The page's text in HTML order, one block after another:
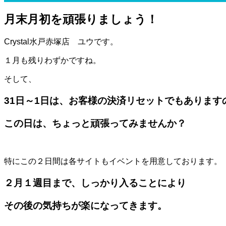
月末月初を頑張りましょう！
Crystal水戸赤塚店 ユウです。
１月も残りわずかですね。
そして、
31日～1日は、お客様の決済リセットでもあります
この日は、ちょっと頑張ってみませんか？
特にこの２日間は各サイトもイベントを用意しております。
２月１週目まで、しっかり入ることにより
その後の気持ちが楽になってきます。